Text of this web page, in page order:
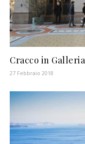
Cracco in
27 Febbraio 2018